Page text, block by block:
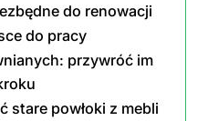
do renowacji
do pracy
przywróć im
stare powłoki z mebli